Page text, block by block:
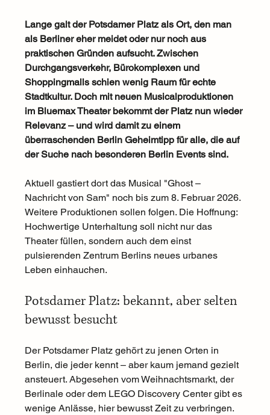
Lange galt der Potsdamer Platz als Ort, den man
als Berliner eher meidet oder nur noch aus
praktischen Gründen aufsucht. Zwischen
Durchgangsverkehr, Bürokomplexen und
Shoppingmalls schien wenig Raum für echte
Stadtkultur. Doch mit neuen Musicalproduktionen
im Bluemax Theater bekommt der Platz nun wieder
Relevanz – und wird damit zu einem
überraschenden Berlin Geheimtipp für alle, die auf
der Suche nach besonderen Berlin Events sind.
Aktuell gastiert dort das Musical "Ghost –
Nachricht von Sam" noch bis zum 8. Februar 2026.
Weitere Produktionen sollen folgen. Die Hoffnung:
Hochwertige Unterhaltung soll nicht nur das
Theater füllen, sondern auch dem einst
pulsierenden Zentrum Berlins neues urbanes
Leben einhauchen.
Potsdamer Platz: bekannt, aber selten
bewusst besucht
Der Potsdamer Platz gehört zu jenen Orten in
Berlin, die jeder kennt – aber kaum jemand gezielt
ansteuert. Abgesehen vom Weihnachtsmarkt, der
Berlinale oder dem LEGO Discovery Center gibt es
wenige Anlässe, hier bewusst Zeit zu verbringen.